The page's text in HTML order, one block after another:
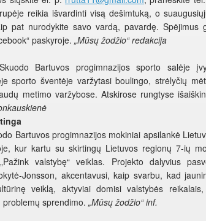
reikia išvardinti visą dešimtuką, o
pat nurodykite savo vardą, pavardę. Spėjimus
paskyroje. „Mūsų žodžio“ redakcija
Bartuvos progimnazijos sporto salėje
sporto šventėje varžytasi boulingo, strėlyčių
metimo varžybose. Atskirose rungtyse
Bartuvos progimnazijos mokiniai apsilankė
kur kartu su skirtingų Lietuvos regionų 7-ių
valstybę“ veiklas. Projekto dalyvius
Jonsson, akcentavusi, kaip svarbu, kad
veiklą, aktyviai domisi valstybės
sprendimo. „Mūsų žodžio“ inf.